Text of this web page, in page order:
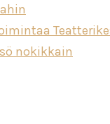
nokikkain